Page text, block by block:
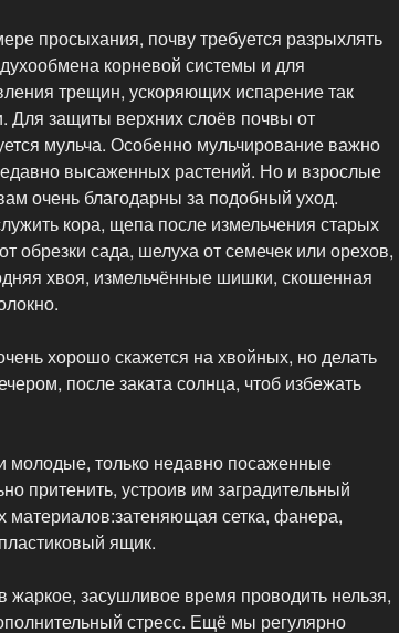
просыхания, почву требуется разрыхлять
корневой системы и для
трещин, ускоряющих испарение так
Для защиты верхних слоёв почвы от
мульча. Особенно мульчирование важно
высаженных растений. Но и взрослые
очень благодарны за подобный уход.
кора, щепа после измельчения старых
обрезки сада, шелуха от семечек или орехов,
хвоя, измельчённые шишки, скошенная
хорошо скажется на хвойных, но делать
после заката солнца, чтоб избежать
молодые, только недавно посаженные
притенить, устроив им заградительный
материалов:затеняющая сетка, фанера,
ящик.
жаркое, засушливое время проводить нельзя,
стресс. Ещё мы регулярно